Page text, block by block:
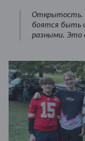
Открытость.
боятся быть
разными. Это